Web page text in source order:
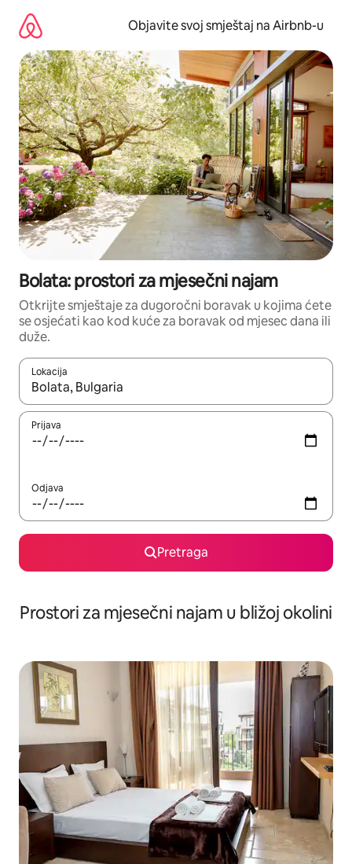
sadržaj
Objavite svoj smještaj na Airbnb-u
Bolata: prostori za mjesečni najam
Otkrijte smještaje za dugoročni boravak u kojima ćete
se osjećati kao kod kuće za boravak od mjesec dana ili
duže.
Lokacija
Kad su rezultati dostupni, možete da se krećete kroz njih
Prijava
Odjava
Pretraga
Prostori za mjesečni najam u bližoj okolini